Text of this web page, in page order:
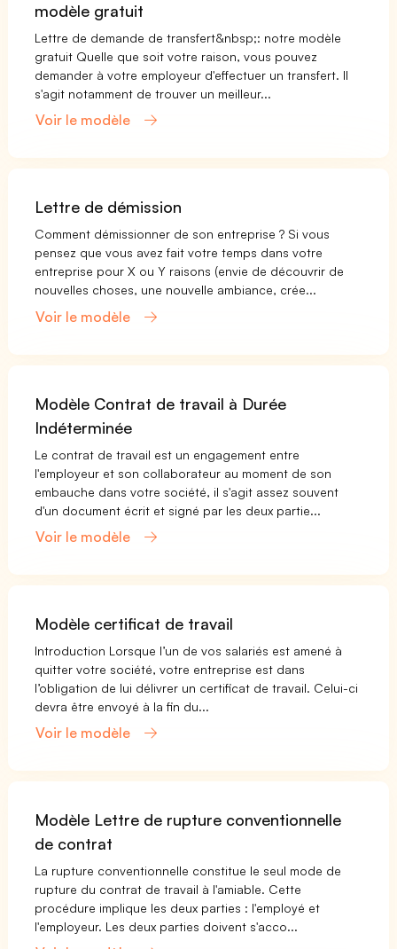
modèle gratuit
Lettre de demande de transfert&nbsp;: notre modèle
gratuit Quelle que soit votre raison, vous pouvez
demander à votre employeur d'effectuer un transfert. Il
s'agit notamment de trouver un meilleur...
Voir le modèle
Lettre de démission
Comment démissionner de son entreprise ? Si vous
pensez que vous avez fait votre temps dans votre
entreprise pour X ou Y raisons (envie de découvrir de
nouvelles choses, une nouvelle ambiance, crée...
Voir le modèle
Modèle Contrat de travail à Durée
Indéterminée
Le contrat de travail est un engagement entre
l'employeur et son collaborateur au moment de son
embauche dans votre société, il s'agit assez souvent
d'un document écrit et signé par les deux partie...
Voir le modèle
Modèle certificat de travail
Introduction Lorsque l’un de vos salariés est amené à
quitter votre société, votre entreprise est dans
l’obligation de lui délivrer un certificat de travail. Celui-ci
devra être envoyé à la fin du...
Voir le modèle
Modèle Lettre de rupture conventionnelle
de contrat
La rupture conventionnelle constitue le seul mode de
rupture du contrat de travail à l'amiable. Cette
procédure implique les deux parties : l'employé et
l'employeur. Les deux parties doivent s'acco...